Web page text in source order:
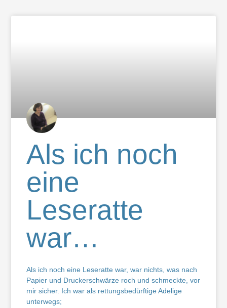
Als ich noch
eine
Leseratte
war…
Als ich noch eine Leseratte war, war nichts, was nach
Papier und Druckerschwärze roch und schmeckte, vor
mir sicher. Ich war als rettungsbedürftige Adelige
unterwegs;